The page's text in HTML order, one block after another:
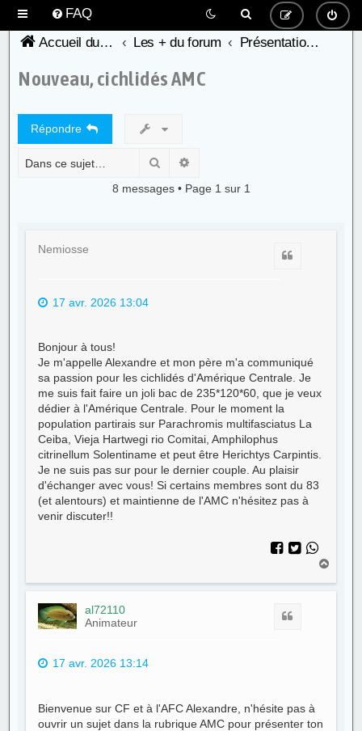
FAQ
Accueil du forum de l'AFC
Les + du forum Présentation des nouveaux membres
Nouveau, cichlidés AMC
Répondre
Rechercher
8 messages • Page 1 sur 1
Nemiosse
17 avr. 2026 13:04
Bonjour à tous!
Je m'appelle Alexandre et mon père m'a communiqué
sa passion pour les cichlidés d'Amérique Centrale. Je
me suis fait faire un joli bac de 235*120*60, que je veux
dédier à l'Amérique Centrale. Pour le moment la
population partirais sur Parachromis multifasciatus La
Ceiba, Vieja Hartwegi rio Comitai, Amphilophus
citrinellum Solentiname et peut être Herichtys Carpintis.
Je ne suis pas sur pour le dernier couple. Au plaisir
d'échanger avec vous! Si certains membres sont du 83
(et alentours) et maintienne de l'AMC n'hésitez pas à
venir discuter!!
u
al72110
Animateur
17 avr. 2026 13:14
Bienvenue sur CF et à l'AFC Alexandre, n'hésite pas à
ouvrir un sujet dans la rubrique AMC pour présenter ton